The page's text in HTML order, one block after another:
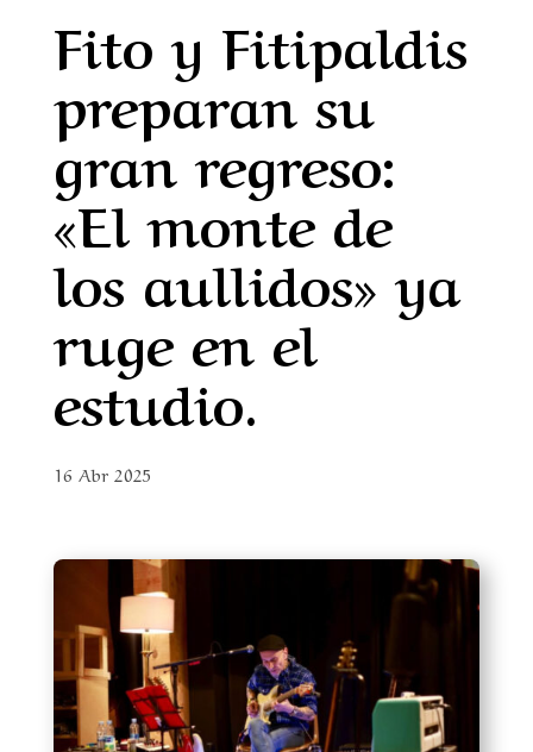
Fito y Fitipaldis
preparan su
gran regreso:
«El monte de
los aullidos» ya
ruge en el
estudio.
16 Abr 2025